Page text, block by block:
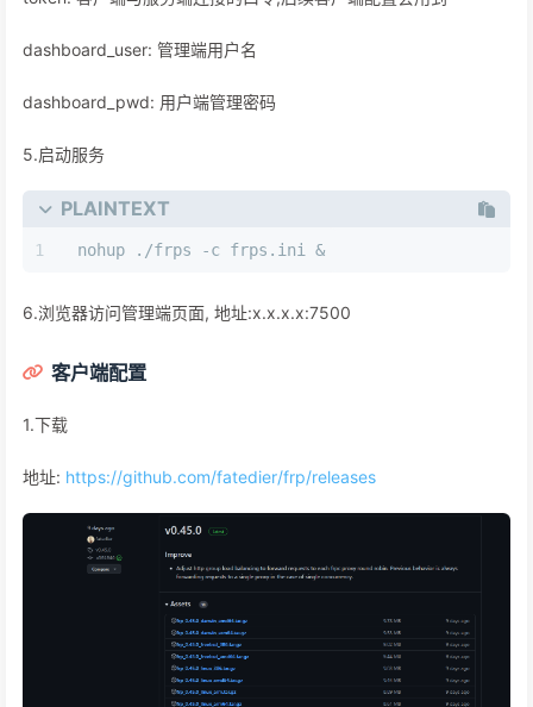
dashboard_user: 管理端用户名
dashboard_pwd: 用户端管理密码
5.启动服务
PLAINTEXT
nohup ./frps -c frps.ini &
6.浏览器访问管理端页面, 地址:x.x.x.x:7500
客户端配置
1.下载
地址: https://github.com/fatedier/frp/releases